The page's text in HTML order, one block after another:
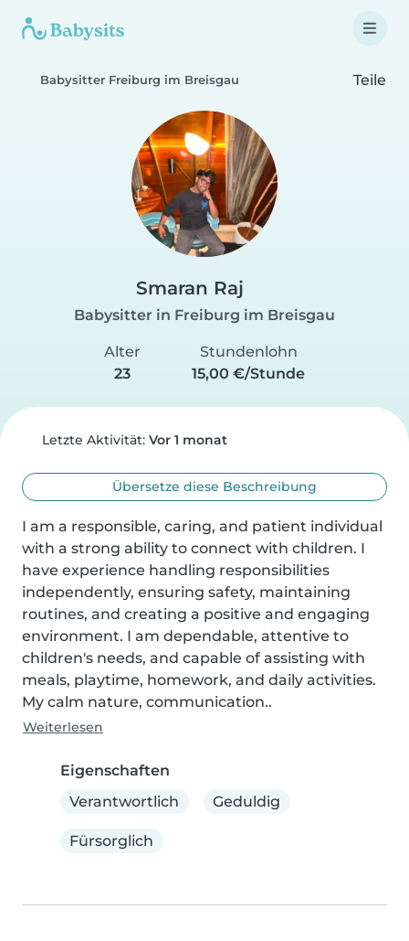
Babysitter Freiburg im Breisgau Teile
Smaran Raj
Babysitter in Freiburg im Breisgau
Alter
23
Stundenlohn
15,00 €/Stunde
Letzte Aktivität: Vor 1 monat
Übersetze diese Beschreibung
I am a responsible, caring, and patient individual
with a strong ability to connect with children. I
have experience handling responsibilities
independently, ensuring safety, maintaining
routines, and creating a positive and engaging
environment. I am dependable, attentive to
children's needs, and capable of assisting with
meals, playtime, homework, and daily activities.
My calm nature, communication..
Weiterlesen
Eigenschaften
Verantwortlich
Geduldig
Fürsorglich